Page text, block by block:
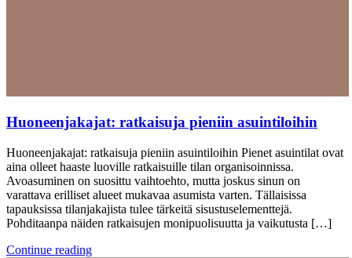
Huoneenjakajat: ratkaisuja pieniin asuintiloihin
Huoneenjakajat: ratkaisuja pieniin asuintiloihin Pienet asuintilat ovat
aina olleet haaste luoville ratkaisuille tilan organisoinnissa.
Avoasuminen on suosittu vaihtoehto, mutta joskus sinun on
varattava erilliset alueet mukavaa asumista varten. Tällaisissa
tapauksissa tilanjakajista tulee tärkeitä sisustuselementtejä.
Pohditaanpa näiden ratkaisujen monipuolisuutta ja vaikutusta […]
Continue reading